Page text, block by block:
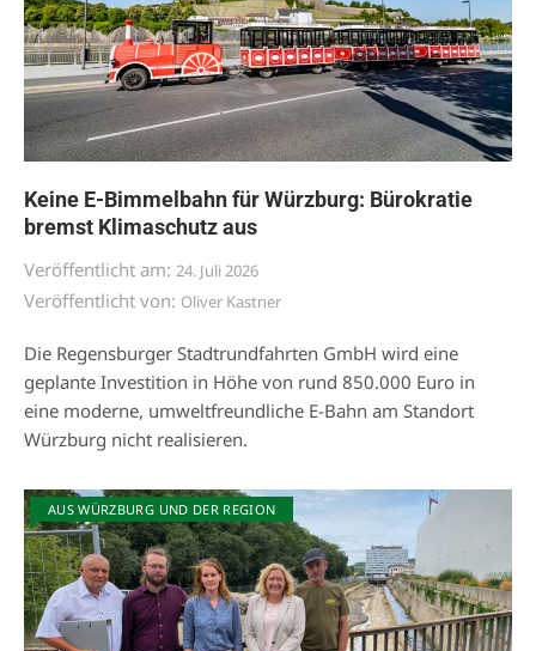
Keine E-Bimmelbahn für Würzburg: Bürokratie
bremst Klimaschutz aus
Veröffentlicht am: 24. Juli 2026
Veröffentlicht von: Oliver Kastner
Die Regensburger Stadtrundfahrten GmbH wird eine
geplante Investition in Höhe von rund 850.000 Euro in
eine moderne, umweltfreundliche E-Bahn am Standort
Würzburg nicht realisieren.
AUS WÜRZBURG UND DER REGION